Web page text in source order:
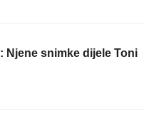
snimke dijele Toni